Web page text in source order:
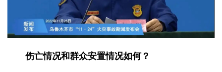
伤亡情况和群众安置情况如何？